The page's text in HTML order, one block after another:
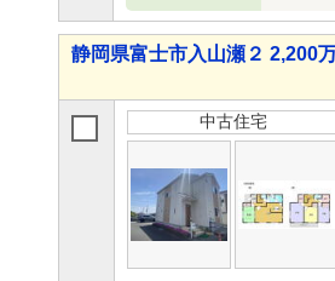
静岡県富士市入山瀬２ 2,200
中古住宅